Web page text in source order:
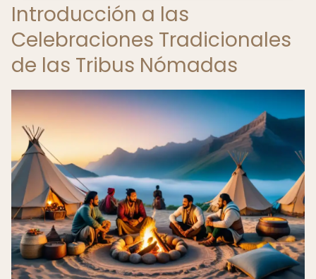
Introducción a las
Celebraciones Tradicionales
de las Tribus Nómadas